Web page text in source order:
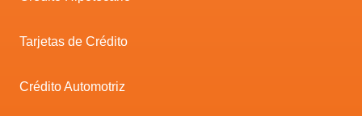
Tarjetas de Crédito
Crédito Automotriz